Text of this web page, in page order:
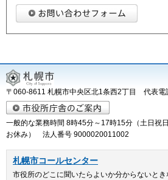
〒060-8611 札幌市中央区北1条西2丁目 代表
一般的な業務時間 8時45分～17時15分（土日祝
お休み） 法人番号 9000020011002
札幌市コールセンター
市役所のどこに聞いたらよいか分からないとき